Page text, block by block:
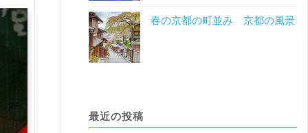
春の京都の町並み 京都の風景
最近の投稿